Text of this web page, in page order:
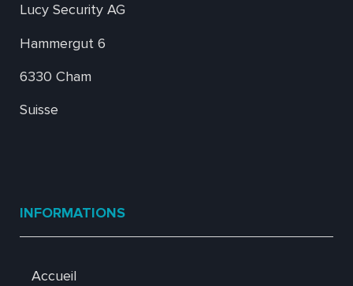
Lucy Security AG
Hammergut 6
6330 Cham
Suisse
INFORMATIONS
Accueil